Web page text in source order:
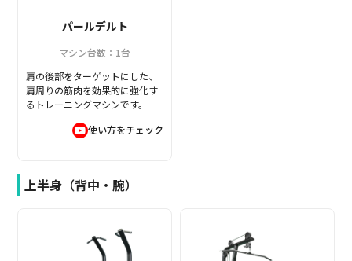
パールデルト
マシン台数：1台
肩の後部をターゲットにした、
肩周りの筋肉を効果的に強化す
るトレーニングマシンです。
使い方をチェック
上半身（背中・腕）